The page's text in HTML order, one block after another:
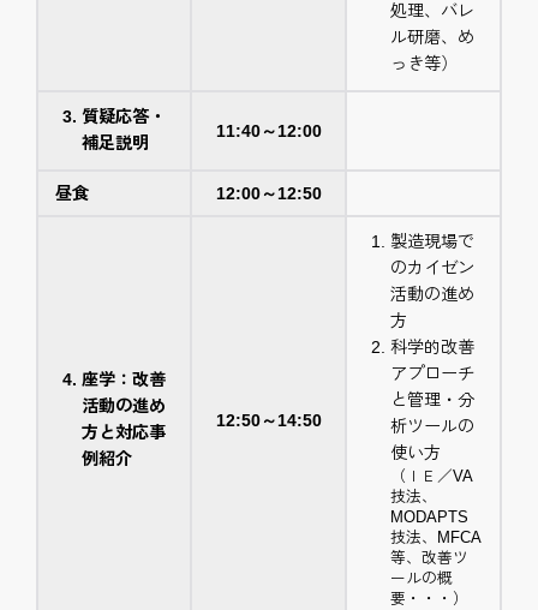
処理、バレ
ル研磨、め
っき等）
質疑応答・
補足説明
11:40～12:00
昼食 12:00～12:50
座学：改善
活動の進め
方と対応事
例紹介
12:50～14:50
製造現場で
のカイゼン
活動の進め
方
科学的改善
アプローチ
と管理・分
析ツールの
使い方
（ＩＥ／VA
技法、
MODAPTS
技法、MFCA
等、改善ツ
ールの概
要・・・）